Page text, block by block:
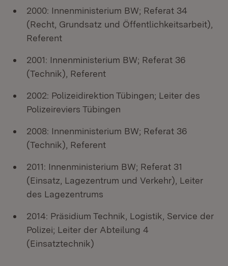
2000: Innenministerium BW; Referat 34
(Recht, Grundsatz und Öffentlichkeitsarbeit),
Referent
2001: Innenministerium BW; Referat 36
(Technik), Referent
2002: Polizeidirektion Tübingen; Leiter des
Polizeireviers Tübingen
2008: Innenministerium BW; Referat 36
(Technik), Referent
2011: Innenministerium BW; Referat 31
(Einsatz, Lagezentrum und Verkehr), Leiter
des Lagezentrums
2014: Präsidium Technik, Logistik, Service der
Polizei; Leiter der Abteilung 4
(Einsatztechnik)